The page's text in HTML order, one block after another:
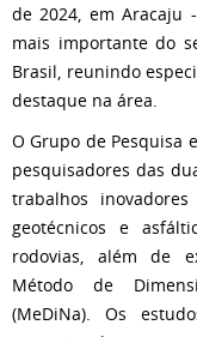
de 2024, em Aracaju
mais importante do
Brasil, reunindo
destaque na área.
O Grupo de Pesquisa
pesquisadores das
trabalhos
geotécnicos e
rodovias, além de
Método de
(MeDiNa). Os